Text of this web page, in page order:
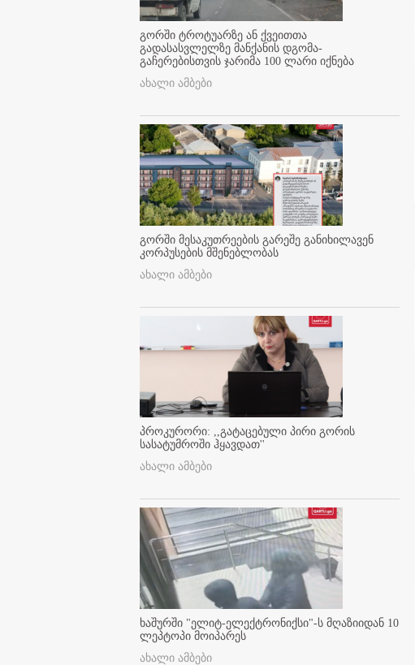
გორში ტროტუარზე ან ქვეითთა
გადასასვლელზე მანქანის დგომა-
გაჩერებისთვის ჯარიმა 100 ლარი იქნება
ახალი ამბები
გორში მესაკუთრეების გარეშე განიხილავენ
კორპუსების მშენებლობას
ახალი ამბები
პროკურორი: ,,გატაცებული პირი გორის
სასატუმროში ჰყავდათ''
ახალი ამბები
ხაშურში "ელიტ-ელექტრონიქსი"-ს მღაზიიდან 10
ლეპტოპი მოიპარეს
ახალი ამბები